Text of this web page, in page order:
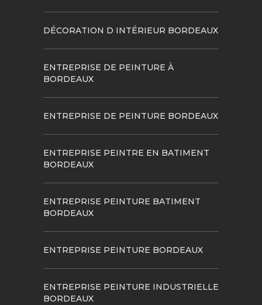
DÉCORATION D INTÉRIEUR BORDEAUX
ENTREPRISE DE PEINTURE À
BORDEAUX
ENTREPRISE DE PEINTURE BORDEAUX
ENTREPRISE PEINTRE EN BATIMENT
BORDEAUX
ENTREPRISE PEINTURE BATIMENT
BORDEAUX
ENTREPRISE PEINTURE BORDEAUX
ENTREPRISE PEINTURE INDUSTRIELLE
BORDEAUX